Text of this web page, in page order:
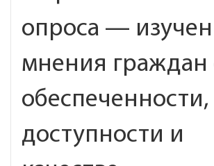
опроса —
мнения граждан
обеспеченности,
доступности и